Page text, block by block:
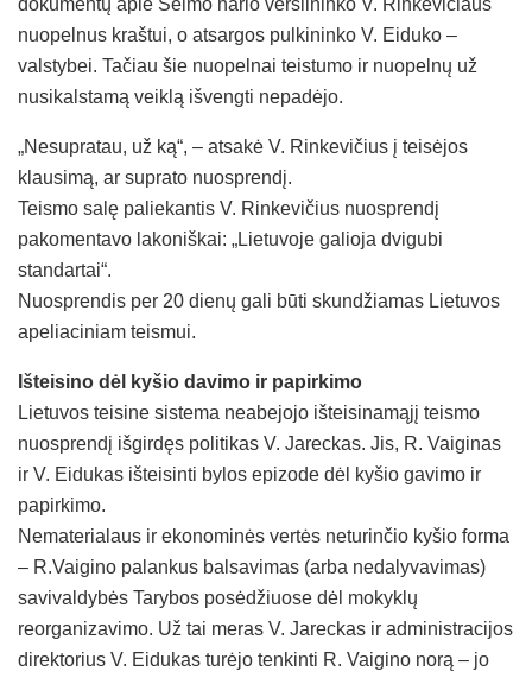
nuopelnus kraštui, o atsargos pulkininko V. Eiduko –
valstybei. Tačiau šie nuopelnai teistumo ir nuopelnų už
nusikalstamą veiklą išvengti nepadėjo.
„Nesupratau, už ką“, – atsakė V. Rinkevičius į teisėjos
klausimą, ar suprato nuosprendį.
Teismo salę paliekantis V. Rinkevičius nuosprendį
pakomentavo lakoniškai: „Lietuvoje galioja dvigubi
standartai“.
Nuosprendis per 20 dienų gali būti skundžiamas Lietuvos
apeliaciniam teismui.
Išteisino dėl kyšio davimo ir papirkimo
Lietuvos teisine sistema neabejojo išteisinamąjį teismo
nuosprendį išgirdęs politikas V. Jareckas. Jis, R. Vaiginas
ir V. Eidukas išteisinti bylos epizode dėl kyšio gavimo ir
papirkimo.
Nematerialaus ir ekonominės vertės neturinčio kyšio forma
– R.Vaigino palankus balsavimas (arba nedalyvavimas)
savivaldybės Tarybos posėdžiuose dėl mokyklų
reorganizavimo. Už tai meras V. Jareckas ir administracijos
direktorius V. Eidukas turėjo tenkinti R. Vaigino norą – jo